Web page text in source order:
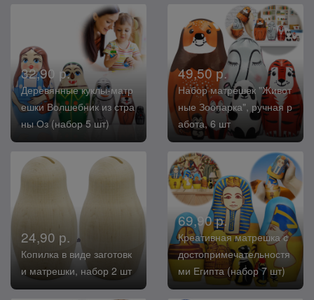
32,90 р.
Деревянные куклы-матр
ешки Волшебник из стра
ны Оз (набор 5 шт)
49,50 р.
Набор матрешек "Живот
ные Зоопарка", ручная р
абота, 6 шт
24,90 р.
Копилка в виде заготовк
и матрешки, набор 2 шт
69,90 р.
Креативная матрешка с
достопримечательностя
ми Египта (набор 7 шт)